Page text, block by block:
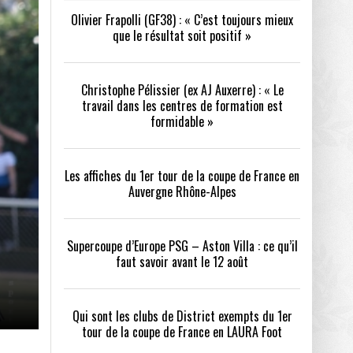
- 21/07/2026
a tenu toutes ses promesses - 04/07/2026
PSG – ASTON VILLA :
AVANT LE 12 AOÛT
QUI SONT LES CLUBS DE DISTRICT EXEMPTS
DU 1ER TOUR DE LA COUPE DE FRANCE EN
LAURA FOOT
Olivier Frapolli (GF38) : « C’est toujours mieux
que le résultat soit positif »
Christophe Pélissier (ex AJ Auxerre) : « Le
travail dans les centres de formation est
formidable »
Les affiches du 1er tour de la coupe de France en
Auvergne Rhône-Alpes
Supercoupe d’Europe PSG – Aston Villa : ce qu’il
faut savoir avant le 12 août
Qui sont les clubs de District exempts du 1er
tour de la coupe de France en LAURA Foot